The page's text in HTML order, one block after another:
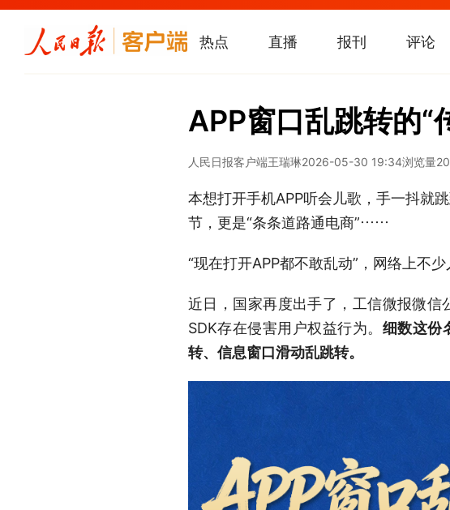
热点 直播 报刊 评论
APP窗口乱跳转的“
人民日报客户端王瑞琳2026-05-30 19:34浏览量
本想打开手机APP听会儿歌，手一抖就
节，更是“条条道路通电商”……
“现在打开APP都不敢乱动”，网络上不少
近日，国家再度出手了，工信微报微信
SDK存在侵害用户权益行为。 细数这份
转、信息窗口滑动乱跳转。